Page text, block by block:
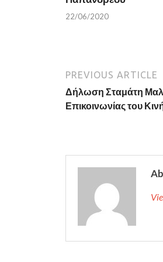
i
n
d
n
d
o
22/06/2020
PREVIOUS ARTICLE
Δήλωση Σταμάτη
Επικοινωνίας του